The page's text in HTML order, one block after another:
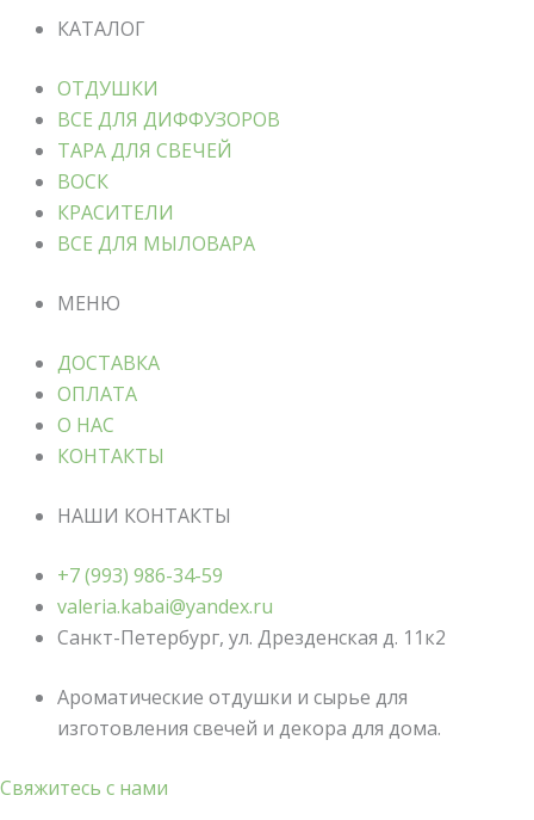
КАТАЛОГ
ОТДУШКИ
ВСЕ ДЛЯ ДИФФУЗОРОВ
ТАРА ДЛЯ СВЕЧЕЙ
ВОСК
КРАСИТЕЛИ
ВСЕ ДЛЯ МЫЛОВАРА
МЕНЮ
ДОСТАВКА
ОПЛАТА
О НАС
КОНТАКТЫ
НАШИ КОНТАКТЫ
+7 (993) 986-34-59
valeria.kabai@yandex.ru
Санкт-Петербург, ул. Дрезденская д. 11к2
Ароматические отдушки и сырье для
изготовления свечей и декора для дома.
Свяжитесь с нами